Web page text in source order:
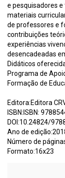
e pesquisadores
materiais
de professores e
contribuições
experiências
desencadeadas
Didáticos
Programa de
Formação de
Editora:Editora
ISBN:ISBN:
DOI:10.24824/
Ano de
Número de
Formato:16x23